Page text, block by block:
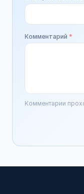
Комментарий *
Комментарии